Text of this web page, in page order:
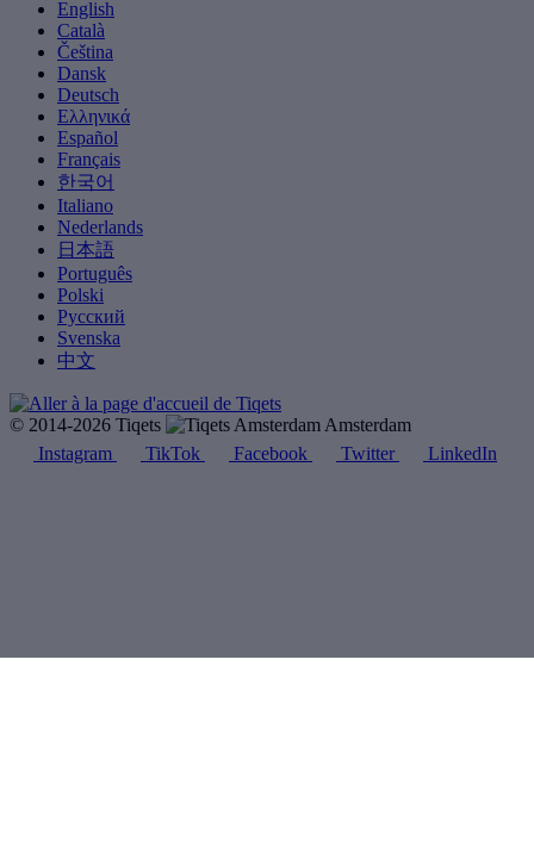
English
Català
Čeština
Dansk
Deutsch
Ελληνικά
Español
Français
한국어
Italiano
Nederlands
日本語
Português
Polski
Русский
Svenska
中文
© 2014-2026 Tiqets
Amsterdam
Instagram
TikTok Facebook Twitter LinkedIn